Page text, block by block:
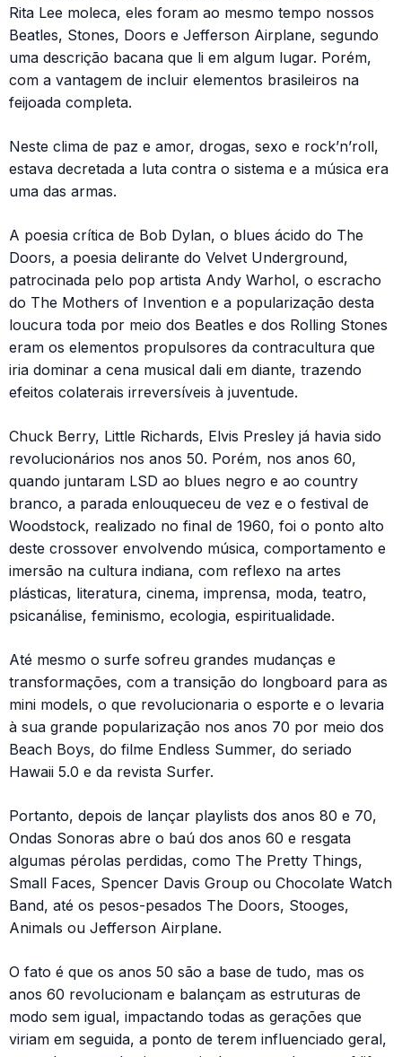
Rita Lee moleca, eles foram ao mesmo tempo nossos
Beatles, Stones, Doors e Jefferson Airplane, segundo
uma descrição bacana que li em algum lugar. Porém,
com a vantagem de incluir elementos brasileiros na
feijoada completa.
Neste clima de paz e amor, drogas, sexo e rock’n’roll,
estava decretada a luta contra o sistema e a música era
uma das armas.
A poesia crítica de Bob Dylan, o blues ácido do The
Doors, a poesia delirante do Velvet Underground,
patrocinada pelo pop artista Andy Warhol, o escracho
do The Mothers of Invention e a popularização desta
loucura toda por meio dos Beatles e dos Rolling Stones
eram os elementos propulsores da contracultura que
iria dominar a cena musical dali em diante, trazendo
efeitos colaterais irreversíveis à juventude.
Chuck Berry, Little Richards, Elvis Presley já havia sido
revolucionários nos anos 50. Porém, nos anos 60,
quando juntaram LSD ao blues negro e ao country
branco, a parada enlouqueceu de vez e o festival de
Woodstock, realizado no final de 1960, foi o ponto alto
deste crossover envolvendo música, comportamento e
imersão na cultura indiana, com reflexo na artes
plásticas, literatura, cinema, imprensa, moda, teatro,
psicanálise, feminismo, ecologia, espiritualidade.
Até mesmo o surfe sofreu grandes mudanças e
transformações, com a transição do longboard para as
mini models, o que revolucionaria o esporte e o levaria
à sua grande popularização nos anos 70 por meio dos
Beach Boys, do filme Endless Summer, do seriado
Hawaii 5.0 e da revista Surfer.
Portanto, depois de lançar playlists dos anos 80 e 70,
Ondas Sonoras abre o baú dos anos 60 e resgata
algumas pérolas perdidas, como The Pretty Things,
Small Faces, Spencer Davis Group ou Chocolate Watch
Band, até os pesos-pesados The Doors, Stooges,
Animals ou Jefferson Airplane.
O fato é que os anos 50 são a base de tudo, mas os
anos 60 revolucionam e balançam as estruturas de
modo sem igual, impactando todas as gerações que
viriam em seguida, a ponto de terem influenciado geral,